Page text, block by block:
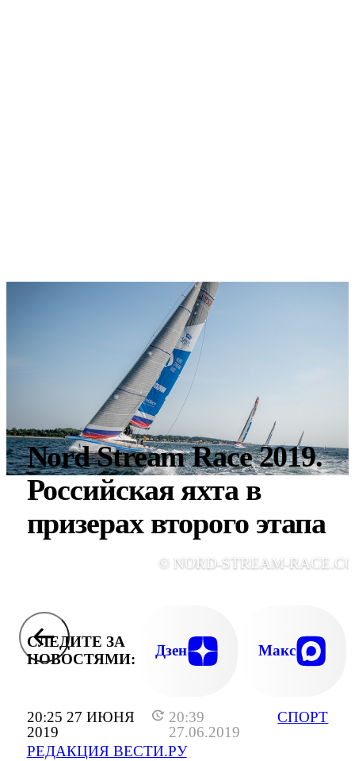
20:25 27 ИЮНЯ
2019
20:39
27.06.2019
РЕДАКЦИЯ ВЕСТИ.РУ
СПОРТ
Nord Stream Race 2019.
Российская яхта в
призерах второго этапа
© NORD-STREAM-
СЛЕДИТЕ ЗА
НОВОСТЯМИ:
Дзен Макс